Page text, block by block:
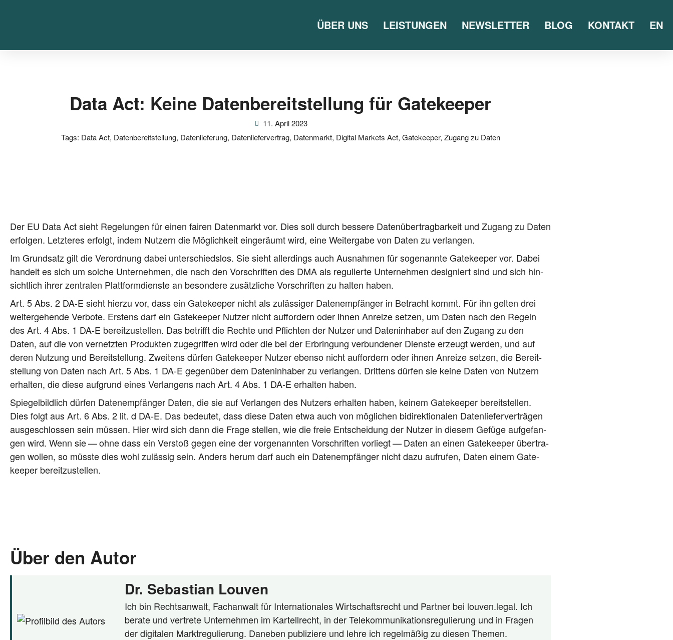
ÜBER UNS LEISTUNGEN NEWSLETTER BLOG KONTAKT EN
Data Act: Keine Datenbereitstellung für Gatekeeper
11. April 2023
Tags: Data Act, Datenbereitstellung, Datenlieferung, Datenliefervertrag, Datenmarkt, Digital Markets Act, Gatekeeper, Zugang zu Daten
Der EU Data Act sieht Rege­lun­gen für einen fai­ren Daten­markt vor. Dies soll durch bes­se­re Daten­über­trag­bar­keit und Zugang zu Daten
erfol­gen. Letz­te­res erfolgt, indem Nut­zern die Mög­lich­keit ein­ge­räumt wird, eine Wei­ter­ga­be von Daten zu verlangen.
Im Grund­satz gilt die Ver­ord­nung dabei unter­schieds­los. Sie sieht aller­dings auch Aus­nah­men für soge­nann­te Gate­kee­per vor. Dabei
han­delt es sich um sol­che Unter­neh­men, die nach den Vor­schrif­ten des DMA als regu­lier­te Unter­neh­men desi­gniert sind und sich hin­
sicht­lich ihrer zen­tra­len Platt­form­diens­te an beson­de­re zusätz­li­che Vor­schrif­ten zu hal­ten haben.
Art. 5 Abs. 2 DA‑E sieht hier­zu vor, dass ein Gate­kee­per nicht als zuläs­si­ger Daten­emp­fän­ger in Betracht kommt. Für ihn gel­ten drei
wei­ter­ge­hen­de Ver­bo­te. Ers­tens darf ein Gate­kee­per Nut­zer nicht auf­for­dern oder ihnen Anrei­ze set­zen, um Daten nach den Regeln
des Art. 4 Abs. 1 DA‑E bereit­zu­stel­len. Das betrifft die Rech­te und Pflich­ten der Nut­zer und Daten­in­ha­ber auf den Zugang zu den
Daten, auf die von ver­netz­ten Pro­duk­ten zuge­grif­fen wird oder die bei der Erbrin­gung ver­bun­de­ner Diens­te erzeugt wer­den, und auf
deren Nut­zung und Bereit­stel­lung. Zwei­tens dür­fen Gate­kee­per Nut­zer eben­so nicht auf­for­dern oder ihnen Anrei­ze set­zen, die Bereit­
stel­lung von Daten nach Art. 5 Abs. 1 DA‑E gegen­über dem Daten­in­ha­ber zu ver­lan­gen. Drit­tens dür­fen sie kei­ne Daten von Nut­zern
erhal­ten, die die­se auf­grund eines Ver­lan­gens nach Art. 4 Abs. 1 DA‑E erhal­ten haben.
Spie­gel­bild­lich dür­fen Daten­emp­fän­ger Daten, die sie auf Ver­lan­gen des Nut­zers erhal­ten haben, kei­nem Gate­kee­per bereit­stel­len.
Dies folgt aus Art. 6 Abs. 2 lit. d DA‑E. Das bedeu­tet, dass die­se Daten etwa auch von mög­li­chen bidi­rek­tio­na­len Daten­lie­fer­ver­trä­gen
aus­ge­schlos­sen sein müs­sen. Hier wird sich dann die Fra­ge stel­len, wie die freie Ent­schei­dung der Nut­zer in die­sem Gefü­ge auf­ge­fan­
gen wird. Wenn sie — ohne dass ein Ver­stoß gegen eine der vor­ge­nann­ten Vor­schrif­ten vor­liegt — Daten an einen Gate­kee­per über­tra­
gen wol­len, so müss­te dies wohl zuläs­sig sein. Anders her­um darf auch ein Daten­emp­fän­ger nicht dazu auf­ru­fen, Daten einem Gate­
kee­per bereitzustellen.
Über den Autor
Dr. Sebastian Louven
Ich bin Rechtsanwalt, Fachanwalt für Internationales Wirtschaftsrecht und Partner bei louven.legal. Ich
berate und vertrete Unternehmen im Kartellrecht, in der Telekommunikationsregulierung und in Fragen
der digitalen Marktregulierung. Daneben publiziere und lehre ich regelmäßig zu diesen Themen.